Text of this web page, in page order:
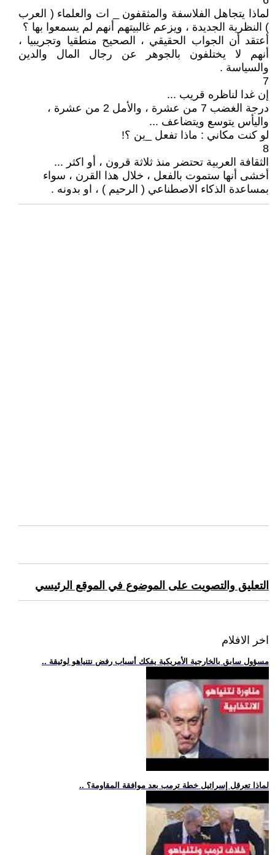
لماذا يتجاهل الفلاسفة والمثقفون _ ات والعلماء ( العرب
) النظرية الجديدة ، ويزعم غالبيتهم أنهم لم يسمعوا بها ؟
أعتقد أن الجواب الحقيقي ، الصحيح منطقيا وتجريبيا ،
أنهم لا يختلفون بالجوهر عن رجال المال والدين
والسياسة .
7
إن غدا لناظره قريب ...
درجة الغضب 7 من عشرة ، والأمل 2 من عشرة ،
واليأس يتوسع ويتضاعف ...
لو كنت مكاني : ماذا تفعل _ين ؟!
8
الثقافة العربية تحتضر منذ ثلاثة قرون ، أو اكثر ...
أخشى أنها ستموت بالفعل ، خلال هذا القرن ، سواء
بمساعدة الذكاء الاصطناعي ( الرحيم ) ، او بدونه .
التعليق والتصويت على الموضوع في الموقع الرئيسي
اخر الافلام
.. مسؤول سابق بالخارجية الأمريكية يفكك أسباب رفض نتنياهو لوثيقة
.. لماذا تعرقل إسرائيل خطة ترمب بعد موافقة المقاومة؟